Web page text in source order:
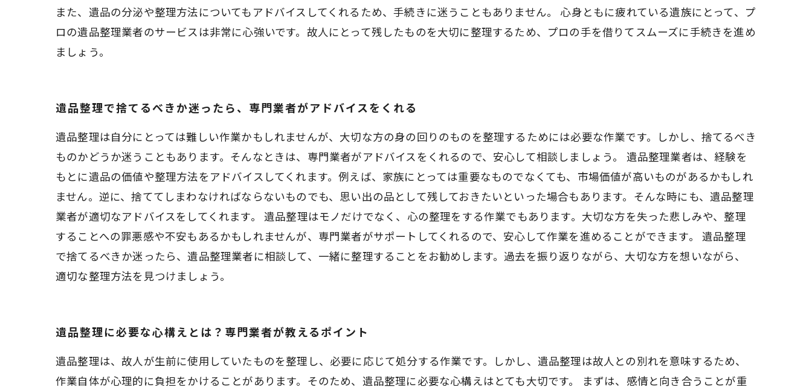
また、遺品の分泌や整理方法についてもアドバイスしてくれるため、手続きに迷うこともありません。 心身ともに疲れている遺族にとって、プ
ロの遺品整理業者のサービスは非常に心強いです。故人にとって残したものを大切に整理するため、プロの手を借りてスムーズに手続きを進め
ましょう。
遺品整理で捨てるべきか迷ったら、専門業者がアドバイスをくれる
遺品整理は自分にとっては難しい作業かもしれませんが、大切な方の身の回りのものを整理するためには必要な作業です。しかし、捨てるべき
ものかどうか迷うこともあります。そんなときは、専門業者がアドバイスをくれるので、安心して相談しましょう。 遺品整理業者は、経験を
もとに遺品の価値や整理方法をアドバイスしてくれます。例えば、家族にとっては重要なものでなくても、市場価値が高いものがあるかもしれ
ません。逆に、捨ててしまわなければならないものでも、思い出の品として残しておきたいといった場合もあります。そんな時にも、遺品整理
業者が適切なアドバイスをしてくれます。 遺品整理はモノだけでなく、心の整理をする作業でもあります。大切な方を失った悲しみや、整理
することへの罪悪感や不安もあるかもしれませんが、専門業者がサポートしてくれるので、安心して作業を進めることができます。 遺品整理
で捨てるべきか迷ったら、遺品整理業者に相談して、一緒に整理することをお勧めします。過去を振り返りながら、大切な方を想いながら、
適切な整理方法を見つけましょう。
遺品整理に必要な心構えとは？専門業者が教えるポイント
遺品整理は、故人が生前に使用していたものを整理し、必要に応じて処分する作業です。しかし、遺品整理は故人との別れを意味するため、
作業自体が心理的に負担をかけることがあります。そのため、遺品整理に必要な心構えはとても大切です。 まずは、感情と向き合うことが重